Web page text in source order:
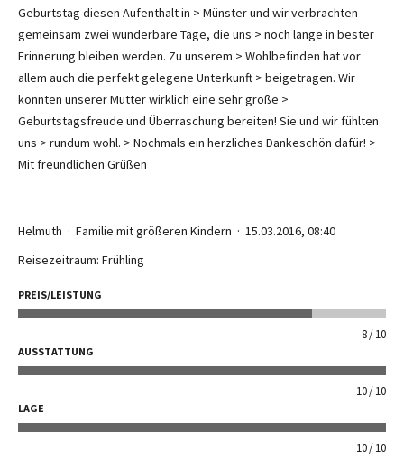
Geburtstag diesen Aufenthalt in > Münster und wir verbrachten
gemeinsam zwei wunderbare Tage, die uns > noch lange in bester
Erinnerung bleiben werden. Zu unserem > Wohlbefinden hat vor
allem auch die perfekt gelegene Unterkunft > beigetragen. Wir
konnten unserer Mutter wirklich eine sehr große >
Geburtstagsfreude und Überraschung bereiten! Sie und wir fühlten
uns > rundum wohl. > Nochmals ein herzliches Dankeschön dafür! >
Mit freundlichen Grüßen
Helmuth Familie mit größeren Kindern
15.03.2016, 08:40
Reisezeitraum: Frühling
PREIS/LEISTUNG
8 10
AUSSTATTUNG
10 10
LAGE
10 10